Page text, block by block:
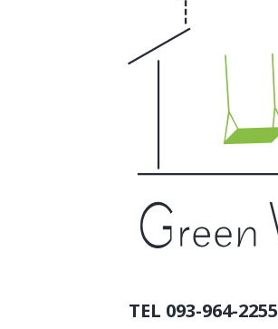
TEL 093-964-2255